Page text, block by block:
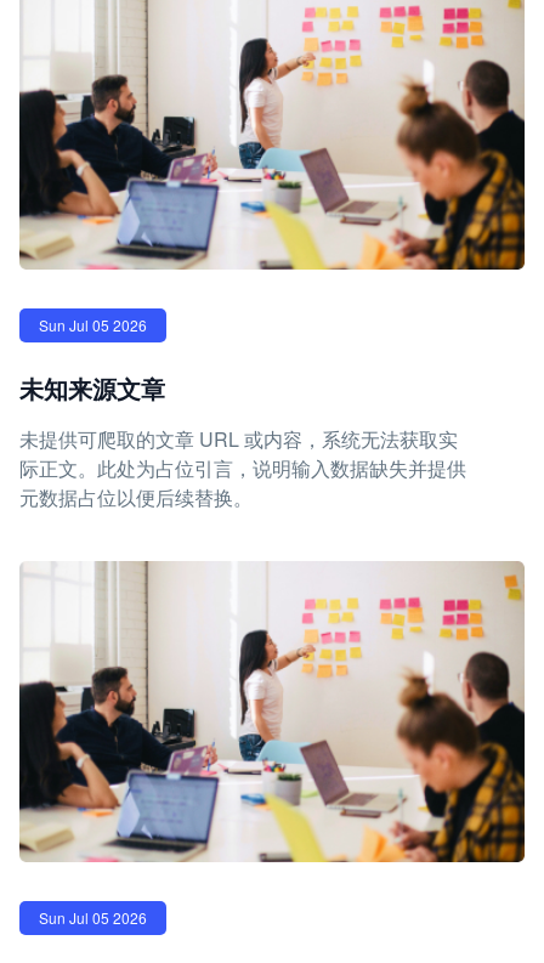
Sun Jul 05 2026
未知来源文章
未提供可爬取的文章 URL 或内容，系统无法获取实
际正文。此处为占位引言，说明输入数据缺失并提供
元数据占位以便后续替换。
Sun Jul 05 2026